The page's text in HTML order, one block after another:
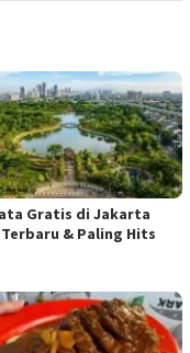
Gratis di Jakarta
& Paling Hits